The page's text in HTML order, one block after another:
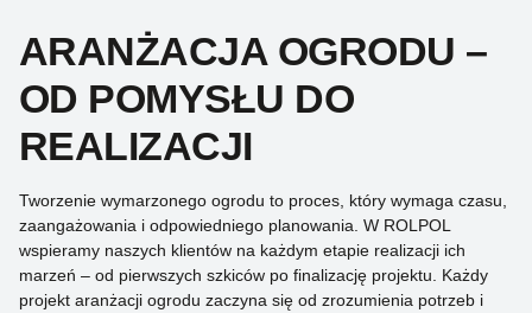
ARANŻACJA OGRODU –
OD POMYSŁU DO
REALIZACJI
Tworzenie wymarzonego ogrodu to proces, który wymaga czasu,
zaangażowania i odpowiedniego planowania. W ROLPOL
wspieramy naszych klientów na każdym etapie realizacji ich
marzeń – od pierwszych szkiców po finalizację projektu. Każdy
projekt aranżacji ogrodu zaczyna się od zrozumienia potrzeb i